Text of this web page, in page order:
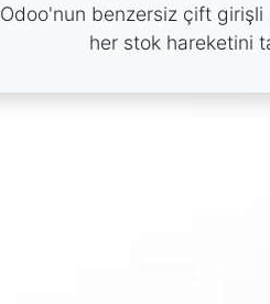
Odoo'nun benzersiz çift
her stok hareketini